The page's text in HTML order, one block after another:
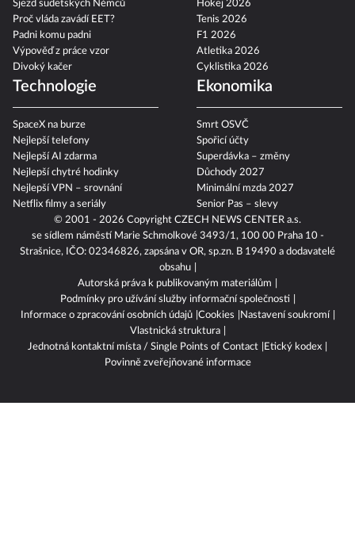
© 2001 - 2026 Copyright CZECH NEWS CENTER a.s.
se sídlem náměstí Marie Schmolkové 3493/1, 100 00 Praha 10 -
Strašnice, IČO: 02346826, zapsána v OR, sp.zn. B 19490 a dodavatelé
obsahu
Autorská práva k publikovaným materiálům
Podmínky pro užívání služby informační společnosti
Informace o zpracování osobních údajů Cookies
Nastavení soukromí
Vlastnická struktura
Jednotná kontaktní místa / Single Points of Contact
Etický kodex
Povinně zveřejňované informace
Sjezd sudetských Němců
Proč vláda zavádí EET?
Padni komu padni
Výpověď z práce vzor
Divoký kačer
Hokej 2026
Tenis 2026
F1 2026
Atletika 2026
Cyklistika 2026
Technologie
SpaceX na burze
Nejlepší telefony
Nejlepší AI zdarma
Nejlepší chytré hodinky
Nejlepší VPN – srovnání
Netflix filmy a seriály
Ekonomika
Smrt OSVČ
Spořicí účty
Superdávka – změny
Důchody 2027
Minimální mzda 2027
Senior Pas – slevy